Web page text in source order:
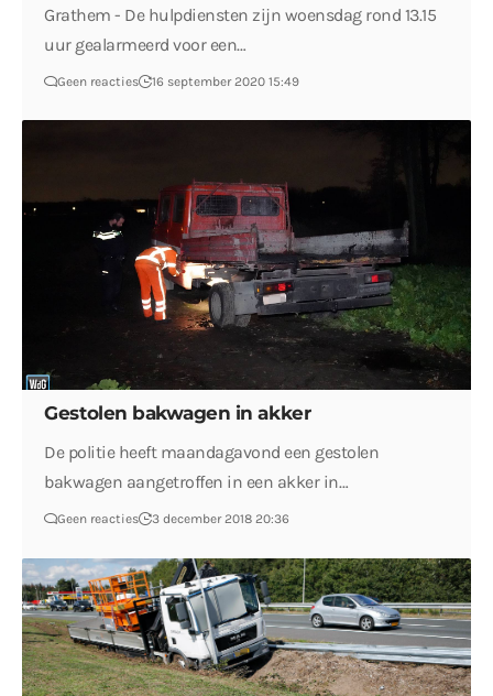
Grathem - De hulpdiensten zijn woensdag rond 13.15
uur gealarmeerd voor een…
Geen reacties 16 september 2020 15:49
Gestolen bakwagen in akker
De politie heeft maandagavond een gestolen
bakwagen aangetroffen in een akker in…
Geen reacties 3 december 2018 20:36